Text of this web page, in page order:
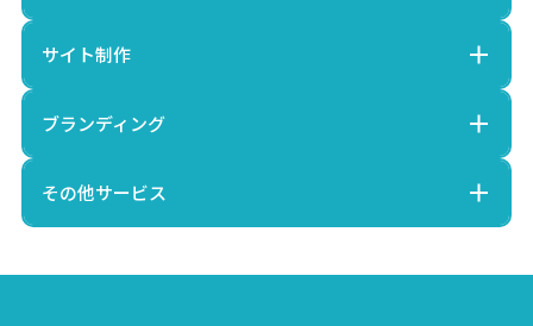
サイト制作
ブランディング
その他サービス